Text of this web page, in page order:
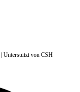
| Unterstützt von CSH